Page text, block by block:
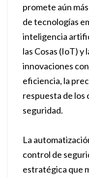
promete aún
de tecnologías
inteligencia
las Cosas (IoT) y
innovaciones
eficiencia, la
respuesta de
seguridad.
La
control de
estratégica que